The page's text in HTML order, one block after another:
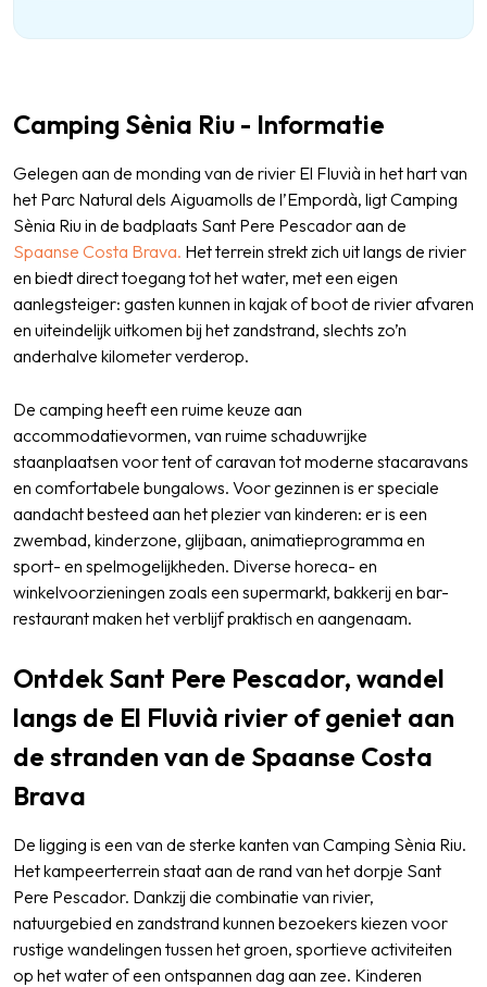
Camping Sènia Riu - Informatie
Gelegen aan de monding van de rivier El Fluvià in het hart van
het Parc Natural dels Aiguamolls de l’Empordà, ligt Camping
Sènia Riu in de badplaats Sant Pere Pescador aan de
Spaanse Costa Brava. Het terrein strekt zich uit langs de rivier
en biedt direct toegang tot het water, met een eigen
aanlegsteiger: gasten kunnen in kajak of boot de rivier afvaren
en uiteindelijk uitkomen bij het zandstrand, slechts zo’n
anderhalve kilometer verderop.
De camping heeft een ruime keuze aan
accommodatievormen, van ruime schaduwrijke
staanplaatsen voor tent of caravan tot moderne stacaravans
en comfortabele bungalows. Voor gezinnen is er speciale
aandacht besteed aan het plezier van kinderen: er is een
zwembad, kinderzone, glijbaan, animatieprogramma en
sport- en spelmogelijkheden. Diverse horeca- en
winkelvoorzieningen zoals een supermarkt, bakkerij en bar-
restaurant maken het verblijf praktisch en aangenaam.
Ontdek Sant Pere Pescador, wandel
langs de El Fluvià rivier of geniet aan
de stranden van de Spaanse Costa
Brava
De ligging is een van de sterke kanten van Camping Sènia Riu.
Het kampeerterrein staat aan de rand van het dorpje Sant
Pere Pescador. Dankzij die combinatie van rivier,
natuurgebied en zandstrand kunnen bezoekers kiezen voor
rustige wandelingen tussen het groen, sportieve activiteiten
op het water of een ontspannen dag aan zee. Kinderen